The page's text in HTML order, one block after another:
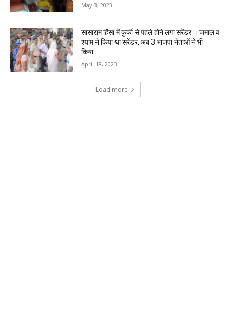
May 3, 2023
सासाराम हिंसा में कुर्की से पहले होने लगा सरेंडर । जमाल व
श्याम ने किया था सरेंडर, अब 3 भाजपा नेताओं ने भी
किया...
April 18, 2023
Load more